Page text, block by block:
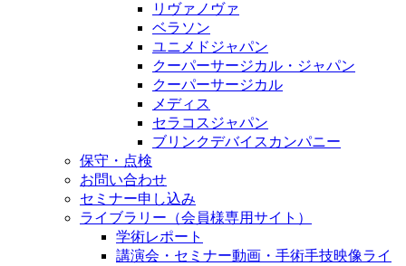
リヴァノヴァ
ベラソン
ユニメドジャパン
クーパーサージカル・ジャパン
クーパーサージカル
メディス
セラコスジャパン
ブリンクデバイスカンパニー
保守・点検
お問い合わせ
セミナー申し込み
ライブラリー（会員様専用サイト）
学術レポート
講演会・セミナー動画・手術手技映像ライ